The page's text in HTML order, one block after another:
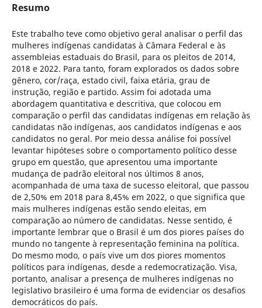
Resumo
Este trabalho teve como objetivo geral analisar o perfil das
mulheres indígenas candidatas à Câmara Federal e às
assembleias estaduais do Brasil, para os pleitos de 2014,
2018 e 2022. Para tanto, foram explorados os dados sobre
gênero, cor/raça, estado civil, faixa etária, grau de
instrução, região e partido. Assim foi adotada uma
abordagem quantitativa e descritiva, que colocou em
comparação o perfil das candidatas indígenas em relação às
candidatas não indígenas, aos candidatos indígenas e aos
candidatos no geral. Por meio dessa análise foi possível
levantar hipóteses sobre o comportamento político desse
grupo em questão, que apresentou uma importante
mudança de padrão eleitoral nos últimos 8 anos,
acompanhada de uma taxa de sucesso eleitoral, que passou
de 2,50% em 2018 para 8,45% em 2022, o que significa que
mais mulheres indígenas estão sendo eleitas, em
comparação ao número de candidatas. Nesse sentido, é
importante lembrar que o Brasil é um dos piores países do
mundo no tangente à representação feminina na política.
Do mesmo modo, o país vive um dos piores momentos
políticos para indígenas, desde a redemocratização. Visa,
portanto, analisar a presença de mulheres indígenas no
legislativo brasileiro é uma forma de evidenciar os desafios
democráticos do país.